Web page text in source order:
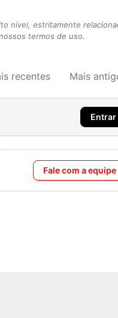
nível, estritamente
termos de uso.
recentes Mais
Entrar
Fale com a equipe